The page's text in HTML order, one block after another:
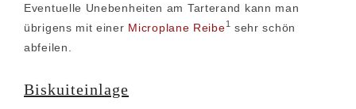
Eventuelle Unebenheiten am Tarterand kann man
übrigens mit einer Microplane Reibe1
sehr schön
abfeilen.
Biskuiteinlage